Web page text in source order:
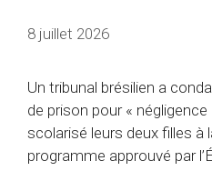
8 juillet 2026
Un tribunal brésilien a
de prison pour «
scolarisé leurs deux filles à
programme approuvé par